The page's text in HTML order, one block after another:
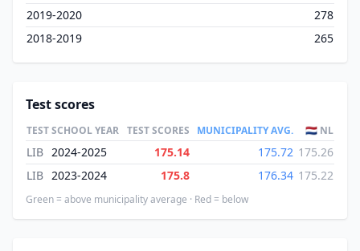
2019-2020
278
2018-2019
265
Test scores
TESTSCHOOL YEAR TEST SCORES MUNICIPALITY AVG. 🇳🇱 NL
LIB 2024-2025 175.14 175.72 175.26
LIB 2023-2024 175.8 176.34 175.22
Green = above municipality average · Red = below